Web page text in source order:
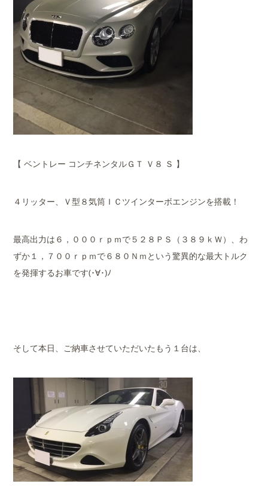
【 ベントレー コンチネンタルＧＴ Ｖ８ Ｓ 】
４リッター、Ｖ型８気筒ＩＣツインターボエンジンを搭載！
最高出力は６，０００ｒｐｍで５２８ＰＳ（３８９ｋＷ）、わ
ずか１，７００ｒｐｍで６８０Ｎｍという驚異的な最大トルク
を発揮するお車です(･∀･)ﾉ
そして本日、ご納車させていただいたもう１台は、